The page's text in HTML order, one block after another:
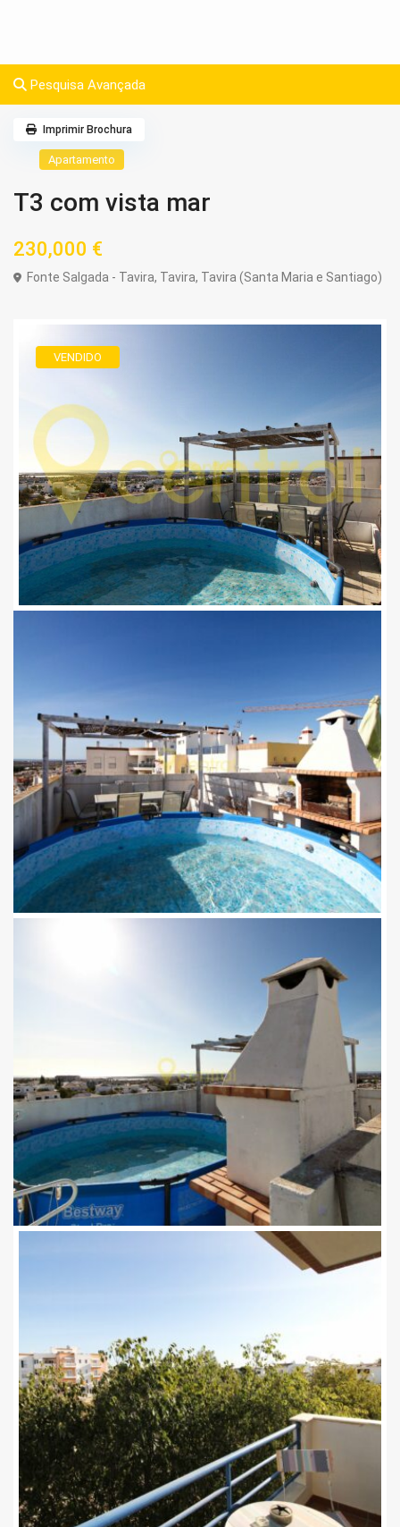
Pesquisa Avançada
Apartamento
T3 com vista mar
230,000 €
Fonte Salgada - Tavira, Tavira, Tavira (Santa Maria e Santiago)
Imprimir Brochura
VENDIDO